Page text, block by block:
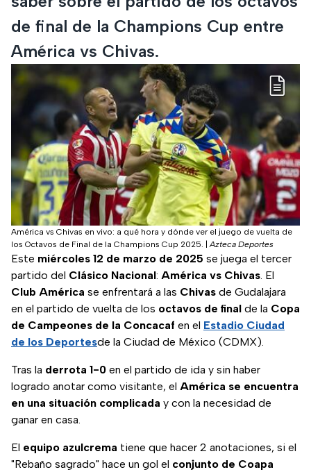
de final de la Champions Cup entre
América vs Chivas.
América vs Chivas en vivo: a qué hora y dónde ver el juego de vuelta de
los Octavos de Final de la Champions Cup 2025. |Azteca Deportes
Este miércoles 12 de marzo de 2025 se juega el tercer
partido del Clásico Nacional: América vs Chivas. El
Club América se enfrentará a las Chivas de Gudalajara
en el partido de vuelta de los octavos de final de la Copa
de Campeones de la Concacaf en el Estadio Ciudad
de los Deportesde la Ciudad de México (CDMX).
Tras la derrota 1-0 en el partido de ida y sin haber
logrado anotar como visitante, el América se encuentra
en una situación complicada y con la necesidad de
ganar en casa.
El equipo azulcrema tiene que hacer 2 anotaciones, si el
"Rebaño sagrado" hace un gol el conjunto de Coapa